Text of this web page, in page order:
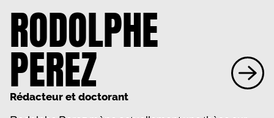
RODOLPHE
PEREZ
Rédacteur et doctorant